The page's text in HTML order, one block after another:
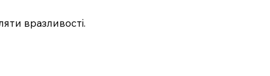
вразливості.